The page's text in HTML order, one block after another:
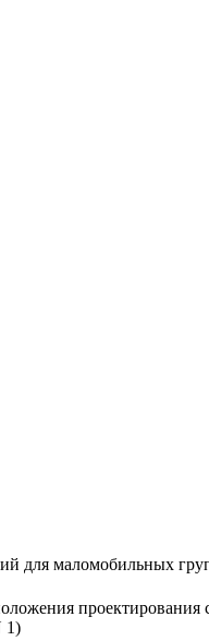
для маломобильных
проектирования
1)